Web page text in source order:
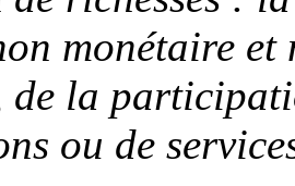
monétaire
la
ou de